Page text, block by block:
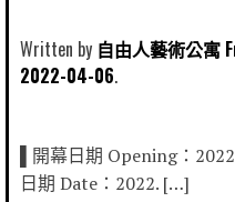
Written by 自由人藝術公寓
2022-04-06
▌開幕日期 Opening：
日期 Date：2022. […]